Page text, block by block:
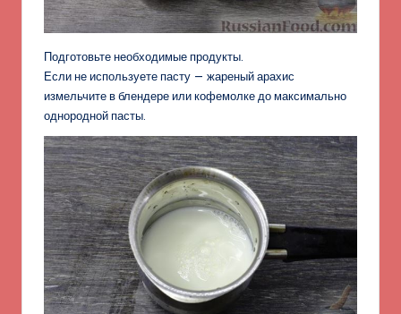
Подготовьте необходимые продукты.
Если не используете пасту — жареный арахис
измельчите в блендере или кофемолке до максимально
однородной пасты.